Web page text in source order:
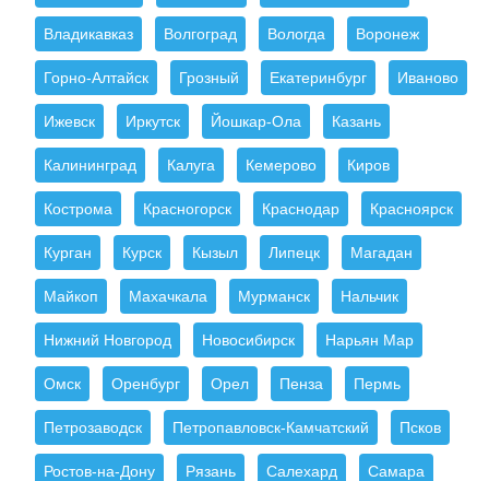
Владикавказ Волгоград Вологда Воронеж
Горно-Алтайск Грозный Екатеринбург Иваново
Ижевск Иркутск Йошкар-Ола Казань
Калининград Калуга Кемерово Киров
Кострома Красногорск Краснодар Красноярск
Курган Курск Кызыл Липецк Магадан
Майкоп Махачкала Мурманск Нальчик
Нижний Новгород Новосибирск Нарьян Мар
Омск Оренбург Орел Пенза Пермь
Петрозаводск Петропавловск-Камчатский Псков
Ростов-на-Дону Рязань Салехард Самара